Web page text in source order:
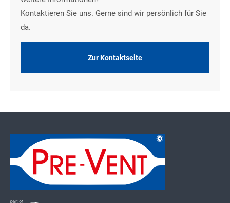
Kontaktieren Sie uns. Gerne sind wir persönlich für Sie
da.
Zur Kontaktseite